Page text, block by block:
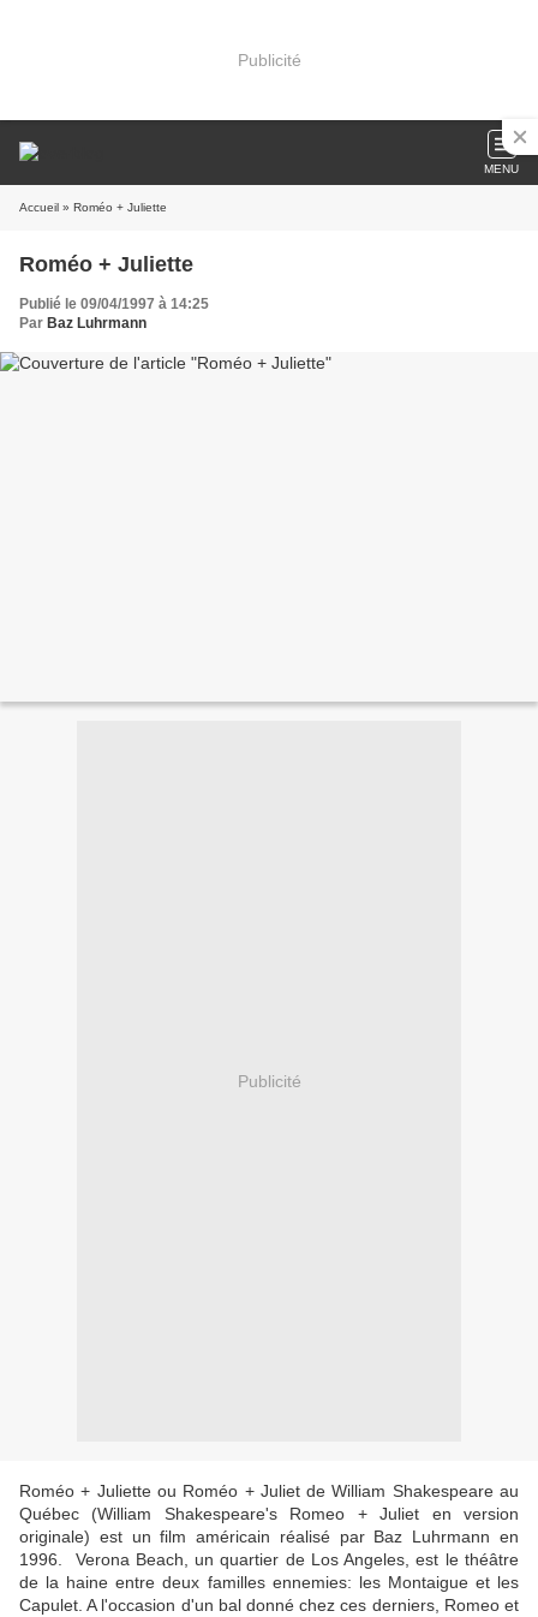
Publicité
MENU
Accueil » Roméo + Juliette
Roméo + Juliette
Publié le 09/04/1997 à 14:25
Par Baz Luhrmann
Publicité
Roméo + Juliette ou Roméo + Juliet de William Shakespeare au
Québec (William Shakespeare's Romeo + Juliet en version
originale) est un film américain réalisé par Baz Luhrmann en
1996. Verona Beach, un quartier de Los Angeles, est le théâtre
de la haine entre deux familles ennemies: les Montaigue et les
Capulet. A l'occasion d'un bal donné chez ces derniers, Romeo et